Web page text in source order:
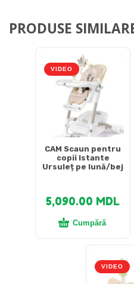
PRODUSE
VIDEO
CAM Scaun pentru
copii Istante
Ursuleț pe lună/bej
5,090.00 MDL
Cumpără
VIDEO